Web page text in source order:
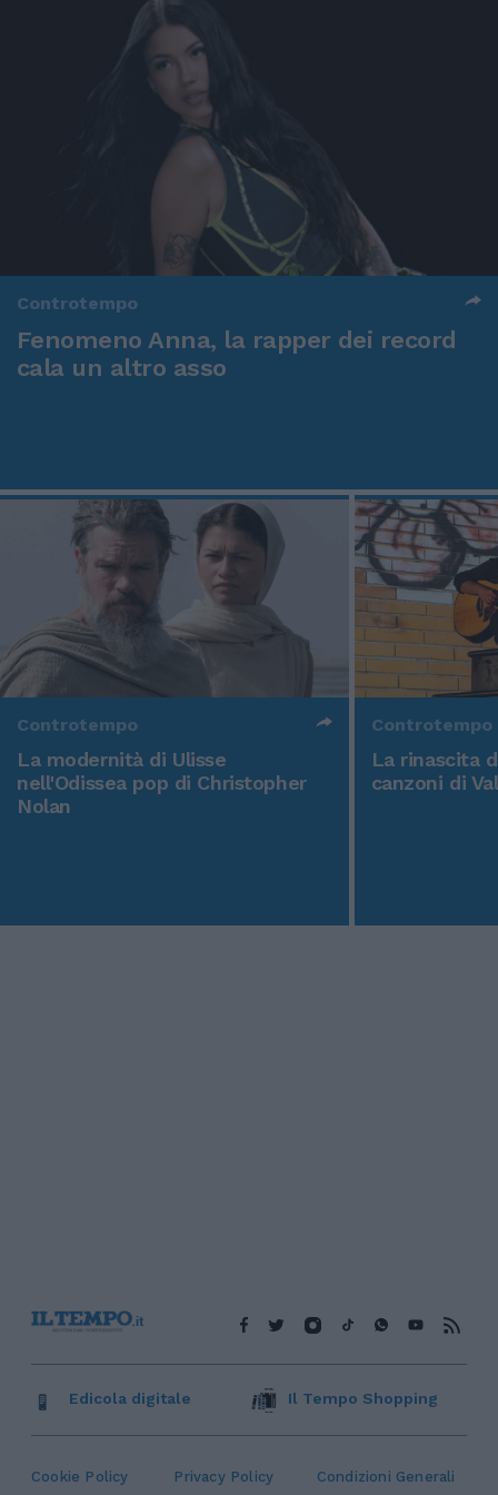
Controtempo
Fenomeno Anna, la rapper dei record
cala un altro asso
Controtempo
La modernità di Ulisse
nell'Odissea pop di Christopher
Nolan
Controtempo
La rinascita
canzoni di
Cookie Policy Privacy Policy Condizioni Generali
Edicola digitale Il Tempo Shopping